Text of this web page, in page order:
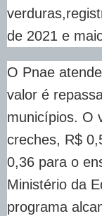
de 2021 e
O Pnae
valor é
municípios. O
creches, R$
0,36 para o
Ministério da
programa